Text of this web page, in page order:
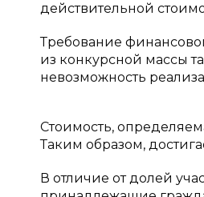
действительной
Требование
из конкурсной массы
невозможность
Стоимость,
Таким образом,
В отличие от долей